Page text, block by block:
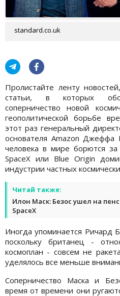
standard.co.uk
Пролистайте ленту
статьи, в которых
соперничество новой
геополитической борьбе
этот раз генеральный
основателя Amazon Джеффа
человека в мире борются
SpaceX или Blue Origin
индустрии частных
Читай также:
Илон Маск: Безос ушел на
SpaceX
Иногда упоминается Ричард
поскольку британец -
космоплан - совсем не
уделялось все меньше
Соперничество Маска и
время от времени они